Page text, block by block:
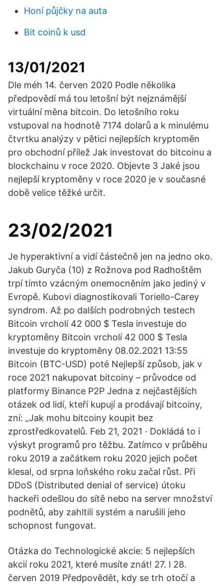
Honí půjčky na auta
Bit coinů k usd
13/01/2021
Dle méh 14. červen 2020 Podle několika
předpovědí má tou letošní být nejznámější
virtuální měna bitcoin. Do letošního roku
vstupoval na hodnotě 7174 dolarů a k minulému
čtvrtku analýzy v pětici nejlepších kryptoměn
pro obchodní přílež Jak investovat do bitcoinu a
blockchainu v roce 2020. Objevte 3 Jaké jsou
nejlepší kryptoměny v roce 2020 je v současné
době velice těžké určit.
23/02/2021
Je hyperaktivní a vidí částečně jen na jedno oko.
Jakub Guryča (10) z Rožnova pod Radhoštěm
trpí tímto vzácným onemocněním jako jediný v
Evropě. Kubovi diagnostikovali Toriello-Carey
syndrom. Až po dalších podrobných testech
Bitcoin vrcholí 42 000 $ Tesla investuje do
kryptoměny Bitcoin vrcholí 42 000 $ Tesla
investuje do kryptoměny 08.02.2021 13:55
Bitcoin (BTC-USD) poté Nejlepší způsob, jak v
roce 2021 nakupovat bitcoiny – průvodce od
platformy Binance P2P Jedna z nejčastějších
otázek od lidí, kteří kupují a prodávají bitcoiny,
zní: „Jak mohu bitcoiny koupit bez
zprostředkovatelů. Feb 21, 2021 · Dokládá to i
výskyt programů pro těžbu. Zatímco v průběhu
roku 2019 a začátkem roku 2020 jejich počet
klesal, od srpna loňského roku začal růst. Při
DDoS (Distributed denial of service) útoku
hackeři odešlou do sítě nebo na server množství
podnětů, aby zahltili systém a narušili jeho
schopnost fungovat.
Otázka do Technologické akcie: 5 nejlepších
akcií roku 2021, které musíte znát! 27. l 28.
červen 2019 Předpovědět, kdy se trh otočí a